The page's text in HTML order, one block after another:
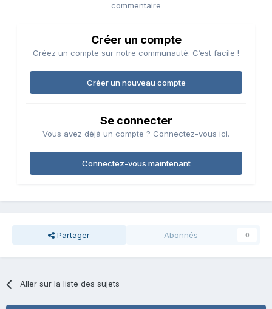
commentaire
Créer un compte
Créez un compte sur notre communauté. C’est facile !
Créer un nouveau compte
Se connecter
Vous avez déjà un compte ? Connectez-vous ici.
Connectez-vous maintenant
Partager Abonnés 0
Aller sur la liste des sujets